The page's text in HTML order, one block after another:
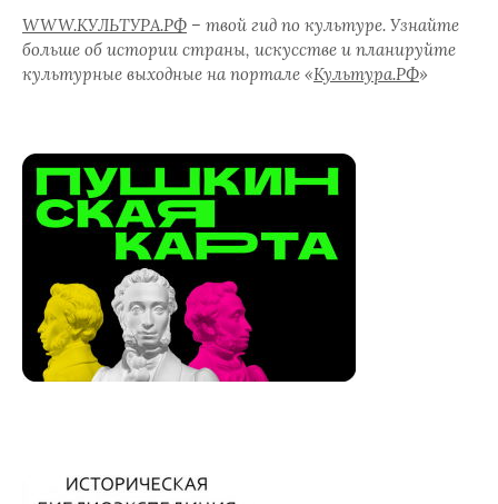
WWW.КУЛЬТУРА.РФ – твой гид по культуре. Узнайте
больше об истории страны, искусстве и планируйте
культурные выходные на портале «Культура.РФ»